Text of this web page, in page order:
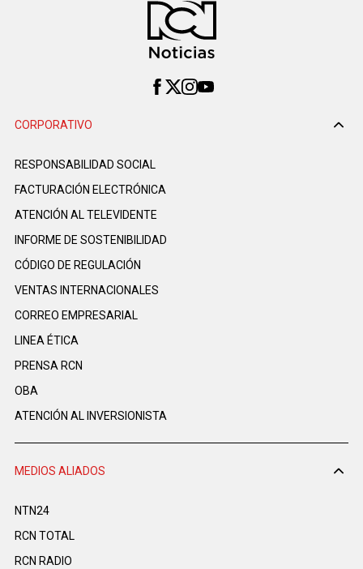
CORPORATIVO
RESPONSABILIDAD SOCIAL
FACTURACIÓN ELECTRÓNICA
ATENCIÓN AL TELEVIDENTE
INFORME DE SOSTENIBILIDAD
CÓDIGO DE REGULACIÓN
VENTAS INTERNACIONALES
CORREO EMPRESARIAL
LINEA ÉTICA
PRENSA RCN
OBA
ATENCIÓN AL INVERSIONISTA
MEDIOS ALIADOS
NTN24
RCN TOTAL
RCN RADIO